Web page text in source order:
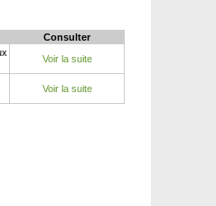
Consulter
Voir la suite
Voir la suite